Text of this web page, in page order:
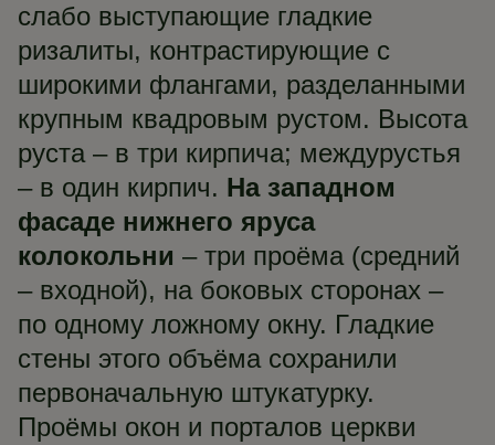
слабо выступающие гладкие
ризалиты, контрастирующие с
широкими флангами, разделанными
крупным квадровым рустом. Высота
руста – в три кирпича; междурустья
– в один кирпич. На западном
фасаде нижнего яруса
колокольни – три проёма (средний
– входной), на боковых сторонах –
по одному ложному окну. Гладкие
стены этого объёма сохранили
первоначальную штукатурку.
Проёмы окон и порталов церкви